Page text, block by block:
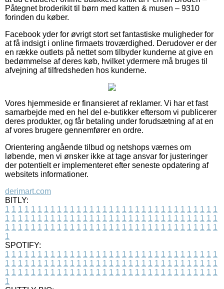
Påtegnet broderikit til børn med katten & musen – 9310
forinden du køber.
Facebook yder for øvrigt stort set fantastiske muligheder for
at få indsigt i online firmaets troværdighed. Derudover er der
en række outlets på nettet som tilbyder kunderne at give en
bedømmelse af deres køb, hvilket ydermere må bruges til
afvejning af tilfredsheden hos kunderne.
Vores hjemmeside er finansieret af reklamer. Vi har et fast
samarbejde med en hel del e-butikker eftersom vi publicerer
deres produkter, og får betaling under forudsætning af at en
af vores brugere gennemfører en ordre.
Orientering angående tilbud og netshops værnes om
løbende, men vi ønsker ikke at tage ansvar for justeringer
der potentielt er implementeret efter seneste opdatering af
websitets informationer.
derimart.com
BITLY:
1 1 1 1 1 1 1 1 1 1 1 1 1 1 1 1 1 1 1 1 1 1 1 1 1 1 1 1 1 1 1 1 1
1 1 1 1 1 1 1 1 1 1 1 1 1 1 1 1 1 1 1 1 1 1 1 1 1 1 1 1 1 1 1 1 1
1 1 1 1 1 1 1 1 1 1 1 1 1 1 1 1 1 1 1 1 1 1 1 1 1 1 1 1 1 1 1 1 1
1
SPOTIFY:
1 1 1 1 1 1 1 1 1 1 1 1 1 1 1 1 1 1 1 1 1 1 1 1 1 1 1 1 1 1 1 1 1
1 1 1 1 1 1 1 1 1 1 1 1 1 1 1 1 1 1 1 1 1 1 1 1 1 1 1 1 1 1 1 1 1
1 1 1 1 1 1 1 1 1 1 1 1 1 1 1 1 1 1 1 1 1 1 1 1 1 1 1 1 1 1 1 1 1
1